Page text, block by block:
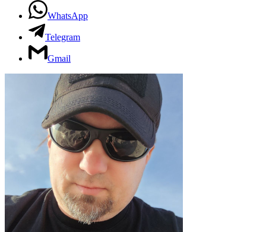
WhatsApp
Telegram
Gmail